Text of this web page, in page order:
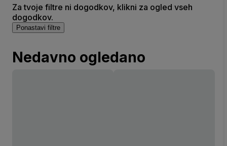
Za tvoje filtre ni dogodkov, klikni za ogled vseh
dogodkov.
Ponastavi filtre
Nedavno ogledano